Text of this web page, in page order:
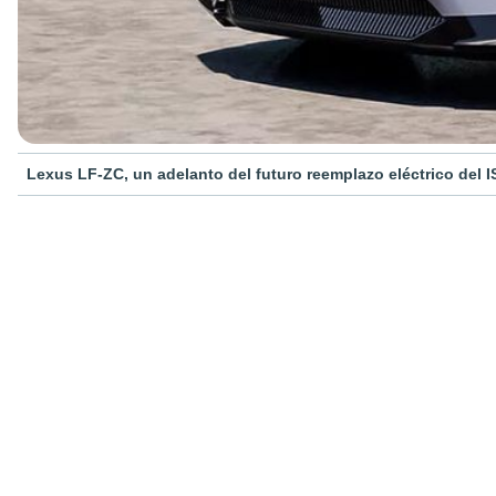
Lexus LF-ZC, un adelanto del futuro reemplazo eléctrico del